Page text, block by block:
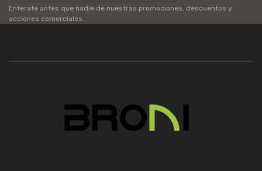
Enterate antes que nadie de nuestras promociones, descuentos y
acciones comerciales.